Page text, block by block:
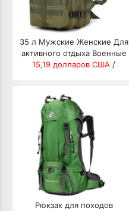
35 л Мужские Женские Для
активного отдыха Военные
Армейские Тактический
туристический, рюкзаки,
кемпинг, походы, рыбалка,
сумки
15,19 долларов США /
Рюкзак для походов